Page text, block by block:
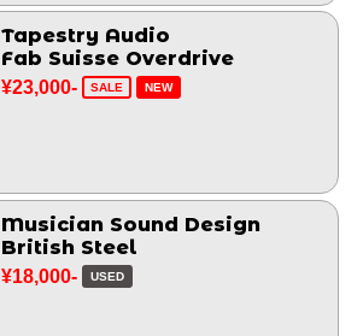
Tapestry Audio
Fab Suisse Overdrive
¥23,000- SALE NEW
Musician Sound Design
British Steel
¥18,000- USED